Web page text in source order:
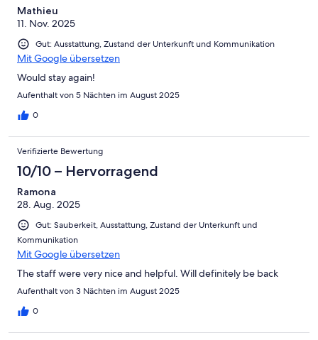
Mathieu
11. Nov. 2025
Gut: Ausstattung, Zustand der Unterkunft und Kommunikation
Mit Google übersetzen
Would stay again!
Aufenthalt von 5 Nächten im August 2025
0
Verifizierte Bewertung
10/10 – Hervorragend
Ramona
28. Aug. 2025
Gut: Sauberkeit, Ausstattung, Zustand der Unterkunft und
Kommunikation
Mit Google übersetzen
The staff were very nice and helpful. Will definitely be back
Aufenthalt von 3 Nächten im August 2025
0